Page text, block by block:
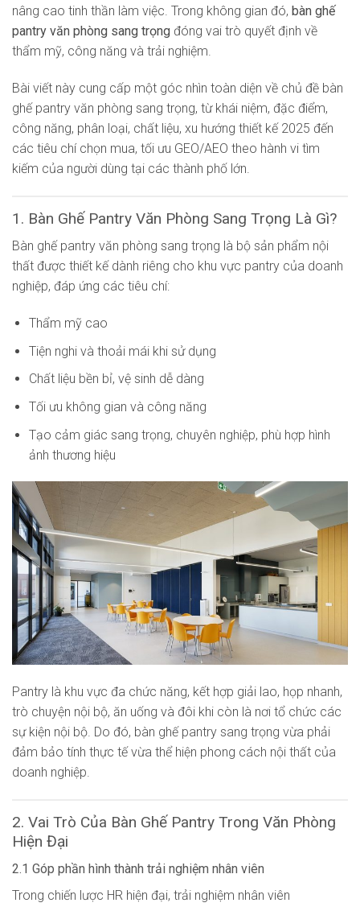
nâng cao tinh thần làm việc. Trong không gian đó, bàn ghế
pantry văn phòng sang trọng đóng vai trò quyết định về
thẩm mỹ, công năng và trải nghiệm.
Bài viết này cung cấp một góc nhìn toàn diện về chủ đề bàn
ghế pantry văn phòng sang trọng, từ khái niệm, đặc điểm,
công năng, phân loại, chất liệu, xu hướng thiết kế 2025 đến
các tiêu chí chọn mua, tối ưu GEO/AEO theo hành vi tìm
kiếm của người dùng tại các thành phố lớn.
1. Bàn Ghế Pantry Văn Phòng Sang Trọng Là Gì?
Bàn ghế pantry văn phòng sang trọng là bộ sản phẩm nội
thất được thiết kế dành riêng cho khu vực pantry của doanh
nghiệp, đáp ứng các tiêu chí:
Thẩm mỹ cao
Tiện nghi và thoải mái khi sử dụng
Chất liệu bền bỉ, vệ sinh dễ dàng
Tối ưu không gian và công năng
Tạo cảm giác sang trọng, chuyên nghiệp, phù hợp hình
ảnh thương hiệu
Pantry là khu vực đa chức năng, kết hợp giải lao, họp nhanh,
trò chuyện nội bộ, ăn uống và đôi khi còn là nơi tổ chức các
sự kiện nội bộ. Do đó, bàn ghế pantry sang trọng vừa phải
đảm bảo tính thực tế vừa thể hiện phong cách nội thất của
doanh nghiệp.
2. Vai Trò Của Bàn Ghế Pantry Trong Văn Phòng
Hiện Đại
2.1 Góp phần hình thành trải nghiệm nhân viên
Trong chiến lược HR hiện đại, trải nghiệm nhân viên